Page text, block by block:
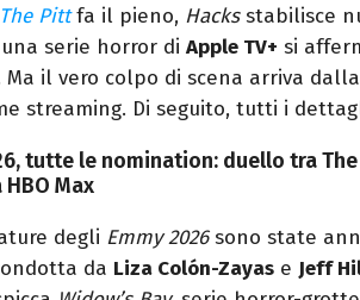
The Pittfa il pieno, Hacksstabilisce
serie horror di Apple TV+ si
Ma il vero colpo di scena arriva
streaming. Di seguito, tutti i
tutte le nomination: duello tra
HBO Max
degli Emmy 2026sono state
da Liza Colón-Zayas e Jeff